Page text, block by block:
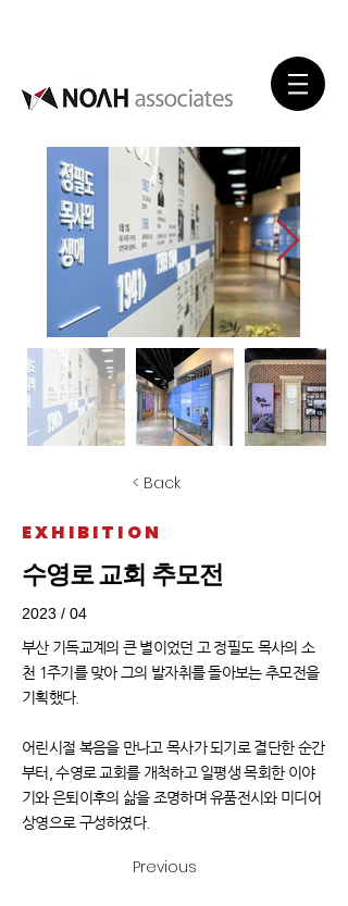
< Back
EXHIBITION
수영로 교회 추모전
2023 / 04
부산 기독교계의 큰 별이었던 고 정필도 목사의 소
천 1주기를 맞아 그의 발자취를 돌아보는 추모전을
기획했다.
어린시절 복음을 만나고 목사가 되기로 결단한 순간
부터, 수영로 교회를 개척하고 일평생 목회한 이야
기와 은퇴이후의 삶을 조명하며 유품전시와 미디어
상영으로 구성하였다.
Previous